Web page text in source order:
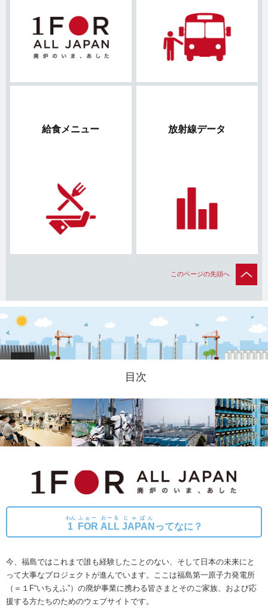
給食メニュー 放射線データ
このページの先頭へ
目次
1
わん
FOR
ふぉー
ALL
おーる
JAPAN
じゃぱん
ってなに？
今、福島ではこれまで誰も経験したことのない、そして日本の未来にと
って大事なプロジェクトが進んでいます。
ここは福島第一原子力発電所
（＝１F“いちえふ”）の廃炉事業に携わる皆さまとそのご家族、および応
援する方たちのためのウェブサイトです。